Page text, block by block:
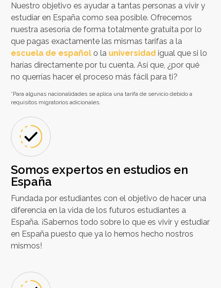
Nuestro objetivo es ayudar a tantas personas a vivir y
estudiar en España como sea posible. Ofrecemos
nuestra asesoría de forma totalmente gratuita por lo
que pagas exactamente las mismas tarifas a la
escuela de español o la universidad igual que si lo
harías directamente por tu cuenta. Así que, ¿por qué
no querrías hacer el proceso más fácil para ti?
*Para algunas nacionalidades se aplica una tarifa de servicio debido a
requisitos migratorios adicionales.
Somos expertos en estudios en
España
Fundada por estudiantes con el objetivo de hacer una
diferencia en la vida de los futuros estudiantes a
España. ¡Sabemos todo sobre lo que es vivir y estudiar
en España puesto que ya lo hemos hecho nostros
mismos!